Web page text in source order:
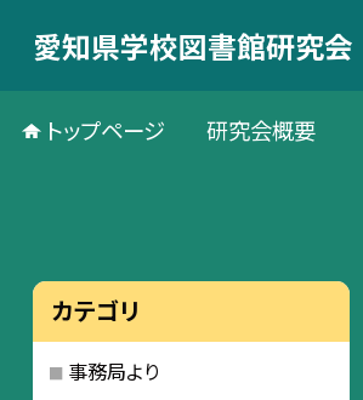
愛知県学校図書館研究会
トップページ 研究会概要
カテゴリ
事務局より